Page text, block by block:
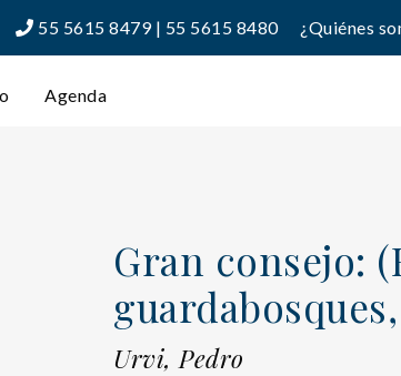
55 5615 8479 | 55 5615 8480 ¿Quiénes
Agenda
Gran consejo:
Urvi, Pedro